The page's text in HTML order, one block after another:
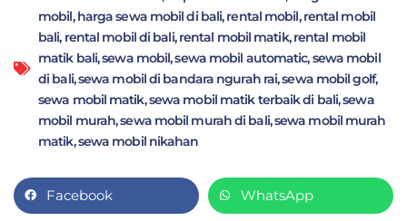
mobil,harga sewa mobil di bali,rental mobil,rental mobil
bali, rental mobil di bali,rental mobil matik,rental mobil
matik bali,sewa mobil,sewa mobil automatic,sewa mobil
di bali,sewa mobil di bandara ngurah rai,sewa mobil golf,
sewa mobil matik,sewa mobil matik terbaik di bali,sewa
mobil murah,sewa mobil murah di bali,sewa mobil murah
matik,sewa mobil nikahan
Facebook WhatsApp